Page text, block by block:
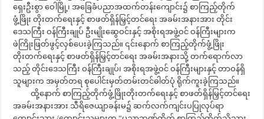
ရှေးဦးစွာ ဝေါမြို့၊ အခြေခံပညာအထက်တန်းကျောင်း၌ စာကြည့်တိုက်
ဖွံ့ဖြိုး တိုးတက်ရေးနှင့် စာဖတ်ရှိန်မြှင့်တင်ရေး အခမ်းအနားအား တိုင်း
ဒေသကြီး ဝန်ကြီးချုပ် ဦးမျိုးဆွေဝင်းနှင့် အစိုးရအဖွဲ့ဝင် ဝန်ကြီးများက
ဖဲကြိုးဖြတ်ဖွင့်လှစ်ပေးခဲ့ကြသည်။ ၎င်းနောက် စာကြည့်တိုက်ဖွံ့ဖြိုး
တိုးတက်ရေးနှင့် စာဖတ်ရှိန်မြှင့်တင်ရေး အခမ်းအနားသို့ တက်ရောက်လာ
သည့် တိုင်းဒေသကြီး ဝန်ကြီးချုပ်၊ အစိုးရအဖွဲ့ဝင် ဝန်ကြီးများနှင့် တာဝန်ရှိ
သူများက အမှတ်တရ စုပေါင်းမှတ်တမ်းတင်ဓါတ်ပုံ ရိုက်ကူးခဲ့ကြသည်။
ထို့နောက် စာကြည့်တိုက်ဖွံ့ဖြိုးတိုးတက်ရေးနှင့် စာဖတ်ရှိန်မြှင့်တင်ရေး
အခမ်းအနားအား သီရိဇေယျာခန်းမ၌ ဆက်လက်ကျင်းပပြုလုပ်ရာ